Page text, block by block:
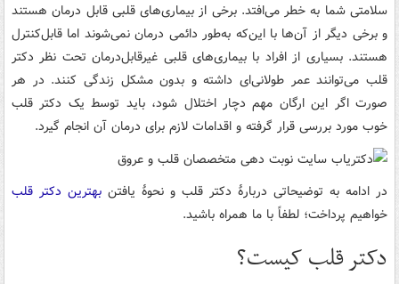
سلامتی شما به خطر می‌افتد. برخی از بیماری‌های قلبی قابل درمان هستند
و برخی دیگر از آن‌ها با این‌که به‌طور دائمی درمان نمی‌شوند اما قابل‌کنترل
هستند. بسیاری از افراد با بیماری‌های قلبی غیرقابل‌درمان تحت نظر دکتر
قلب می‌توانند عمر طولانی‌ای داشته و بدون مشکل زندگی کنند. در هر
صورت اگر این ارگان مهم دچار اختلال شود، باید توسط یک دکتر قلب
خوب مورد بررسی قرار گرفته و اقدامات لازم برای درمان آن انجام گیرد.
در ادامه به توضیحاتی دربارۀ دکتر قلب و نحوۀ یافتن بهترین دکتر قلب
خواهیم پرداخت؛ لطفاً با ما همراه باشید.
دکتر قلب کیست؟